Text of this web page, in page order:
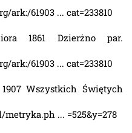
ark:/61903 ... cat=233810
1861 Dzierżno par.
ark:/61903 ... cat=233810
Wszystkich Świętych
... =525&y=278